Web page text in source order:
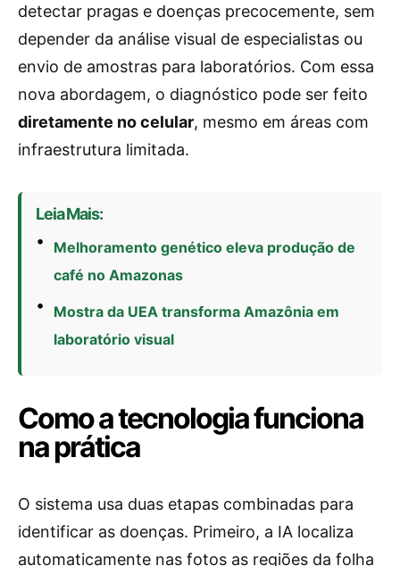
detectar pragas e doenças precocemente, sem
depender da análise visual de especialistas ou
envio de amostras para laboratórios. Com essa
nova abordagem, o diagnóstico pode ser feito
diretamente no celular, mesmo em áreas com
infraestrutura limitada.
Leia Mais:
Melhoramento genético eleva produção de
café no Amazonas
Mostra da UEA transforma Amazônia em
laboratório visual
Como a tecnologia funciona
na prática
O sistema usa duas etapas combinadas para
identificar as doenças. Primeiro, a IA localiza
automaticamente nas fotos as regiões da folha